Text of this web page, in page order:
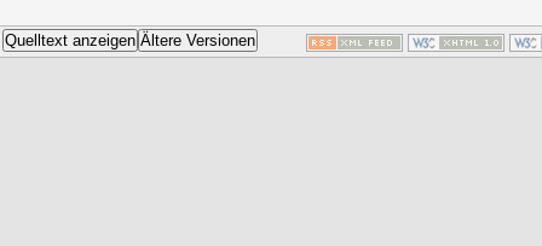
Quelltext anzeigen Ältere Versionen